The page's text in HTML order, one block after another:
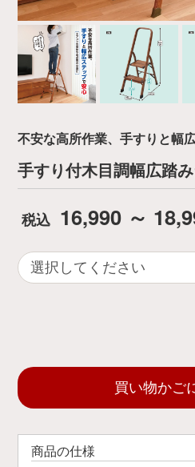
不安な高所作業、手すりと幅
手すり付木目調幅広踏
税込 16,990 ～
買い物かご
商品の仕様